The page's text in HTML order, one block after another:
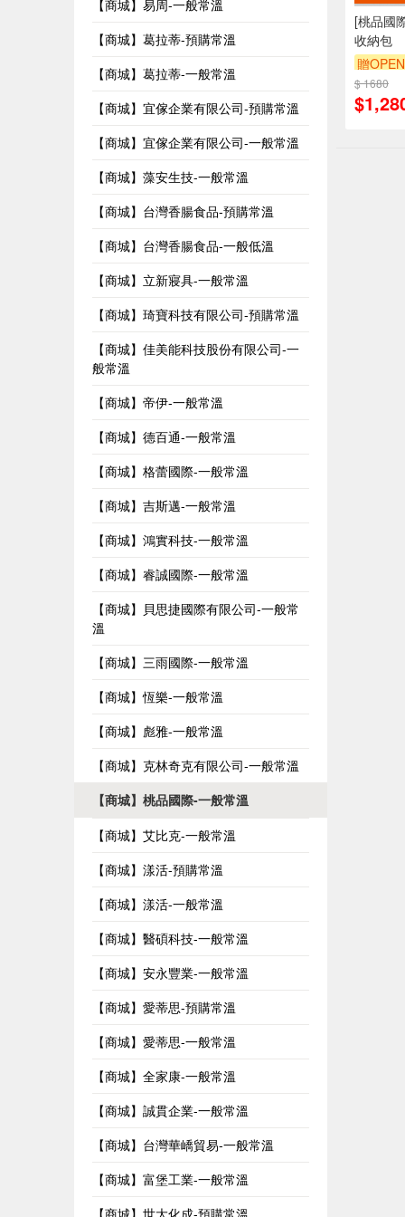
【商城】易周-一般常溫
【商城】葛拉蒂-預購常溫
【商城】葛拉蒂-一般常溫
【商城】宜傢企業有限公司-預購常溫
【商城】宜傢企業有限公司-一般常溫
【商城】藻安生技-一般常溫
【商城】台灣香腸食品-預購常溫
【商城】台灣香腸食品-一般低溫
【商城】立新寢具-一般常溫
【商城】琦寶科技有限公司-預購常溫
【商城】佳美能科技股份有限公司-一
般常溫
【商城】帝伊-一般常溫
【商城】德百通-一般常溫
【商城】格蕾國際-一般常溫
【商城】吉斯邁-一般常溫
【商城】鴻實科技-一般常溫
【商城】睿誠國際-一般常溫
【商城】貝思捷國際有限公司-一般常
溫
【商城】三雨國際-一般常溫
【商城】恆樂-一般常溫
【商城】彪雅-一般常溫
【商城】克林奇克有限公司-一般常溫
【商城】桃品國際-一般常溫
【商城】艾比克-一般常溫
【商城】漾活-預購常溫
【商城】漾活-一般常溫
【商城】醫碩科技-一般常溫
【商城】安永豐業-一般常溫
【商城】愛蒂思-預購常溫
【商城】愛蒂思-一般常溫
【商城】全家康-一般常溫
【商城】誠貫企業-一般常溫
【商城】台灣華嶠貿易-一般常溫
【商城】富堡工業-一般常溫
【商城】世大化成-預購常溫
[桃品國
收納包
贈
$ 1680